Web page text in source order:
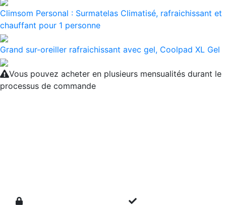
Climsom Personal : Surmatelas Climatisé, rafraichissant et
chauffant pour 1 personne
Grand sur-oreiller rafraichissant avec gel, Coolpad XL Gel
Vous pouvez acheter en plusieurs mensualités durant le
processus de commande